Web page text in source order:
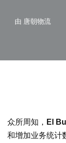
由 唐朝物流
众所周知， El
和增加业务统计